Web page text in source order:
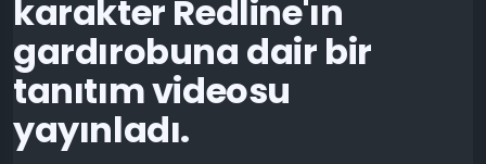
karakter Redline'ın
gardırobuna dair bir
tanıtım videosu
yayınladı.